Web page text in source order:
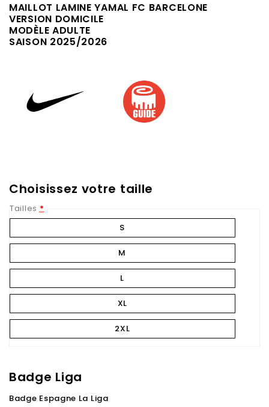
MAILLOT LAMINE YAMAL FC BARCELONE
VERSION DOMICILE
MODÈLE ADULTE
SAISON 2025/2026
Choisissez votre taille
Tailles *
S
M
L
XL
2XL
Badge Liga
Badge Espagne La Liga